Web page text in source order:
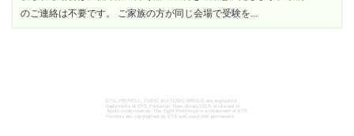
のご連絡は不要です。 ご家族の方が同じ会場で受験を...
ETS, PROPELL, TOEIC and TOEIC BRIDGE are registered
trademarks of ETS, Princeton, New Jersey, USA, and used in
Japan under license. The Eight-Point logo is a trademark of ETS.
Portions are copyrighted by ETS and used with permission.